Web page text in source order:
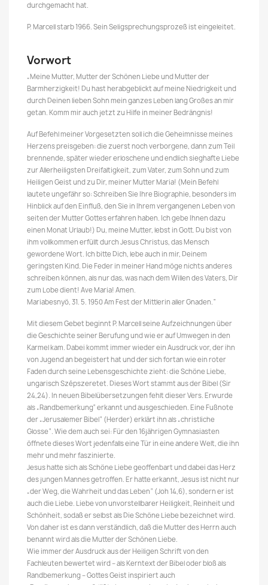
durchgemacht hat.
P. Marcell starb 1966. Sein Seligsprechungsprozeß ist eingeleitet.
Vorwort
„Meine Mutter, Mutter der Schönen Liebe und Mutter der
Barmherzigkeit! Du hast herabgeblickt auf meine Niedrigkeit und
durch Deinen lieben Sohn mein ganzes Leben lang Großes an mir
getan. Komm mir auch jetzt zu Hilfe in meiner Bedrängnis!
Auf Befehl meiner Vorgesetzten soll ich die Geheimnisse meines
Herzens preisgeben: die zuerst noch verborgene, dann zum Teil
brennende, später wieder erloschene und endlich sieghafte Liebe
zur Allerheiligsten Dreifaltigkeit, zum Vater, zum Sohn und zum
Heiligen Geist und zu Dir, meiner Mutter Maria! (Mein Befehl
lautete ungefähr so: Schreiben Sie Ihre Biographie, besonders im
Hinblick auf den Einfluß, den Sie in Ihrem vergangenen Leben von
seiten der Mutter Gottes erfahren haben. Ich gebe Ihnen dazu
einen Monat Urlaub!) Du, meine Mutter, lebst in Gott. Du bist von
ihm vollkommen erfüllt durch Jesus Christus, das Mensch
gewordene Wort. Ich bitte Dich, lebe auch in mir, Deinem
geringsten Kind. Die Feder in meiner Hand möge nichts anderes
schreiben können, als nur das, was nach dem Willen des Vaters, Dir
zum Lobe dient! Ave Maria! Amen.
Mariabesnyö, 31. 5. 1950 Am Fest der Mittlerin aller Gnaden.“
Mit diesem Gebet beginnt P. Marcell seine Aufzeichnungen über
die Geschichte seiner Berufung und wie er auf Umwegen in den
Karmel kam. Dabei kommt immer wieder ein Ausdruck vor, der ihn
von Jugend an begeistert hat und der sich fortan wie ein roter
Faden durch seine Lebensgeschichte zieht: die Schöne Liebe,
ungarisch Szépszeretet. Dieses Wort stammt aus der Bibel (Sir
24,24). In neuen Bibelübersetzungen fehlt dieser Vers. Erwurde
als „Randbemerkung“ erkannt und ausgeschieden. Eine Fußnote
der „Jerusalemer Bibel“ (Herder) erklärt ihn als „christliche
Glosse“. Wie dem auch sei: Für den 16jährigen Gymnasiasten
öffnete dieses Wort jedenfalls eine Tür in eine andere Welt, die ihn
mehr und mehr faszinierte.
Jesus hatte sich als Schöne Liebe geoffenbart und dabei das Herz
des jungen Mannes getroffen. Er hatte erkannt, Jesus ist nicht nur
„der Weg, die Wahrheit und das Leben“ (Joh 14,6), sondern er ist
auch die Liebe. Liebe von unvorstellbarer Heiligkeit, Reinheit und
Schönheit, sodaß er selbst als Die Schöne Liebe bezeichnet wird.
Von daher ist es dann verständlich, daß die Mutter des Herrn auch
benannt wird als die Mutter der Schönen Liebe.
Wie immer der Ausdruck aus der Heiligen Schrift von den
Fachleuten bewertet wird – als Kerntext der Bibel oder bloß als
Randbemerkung – Gottes Geist inspiriert auch